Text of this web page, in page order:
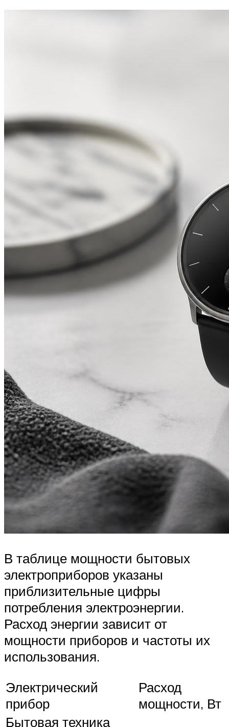
В таблице мощности бытовых
электроприборов указаны
приблизительные цифры
потребления электроэнергии.
Расход энергии зависит от
мощности приборов и частоты их
использования.
Электрический
прибор
Расход
мощности, Вт
Бытовая техника